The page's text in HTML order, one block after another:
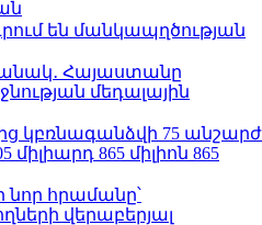
են մանկապղծության
Հայաստանը
մեդալային
կբռնագանձվի 75 անշարժ
միլիարդ 865 միլիոն 865
նոր հրամանը՝
վերաբերյալ